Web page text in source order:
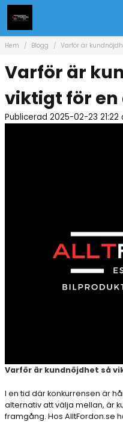
Hem Blogg Varför är
Varför är
viktigt för
Publicerad 2025-02-23 21:22
Varför är kundnöjdhet så
I en tid där konkurrensen är
alternativ att välja mellan, är
framgång. Hos AlltFordon.se